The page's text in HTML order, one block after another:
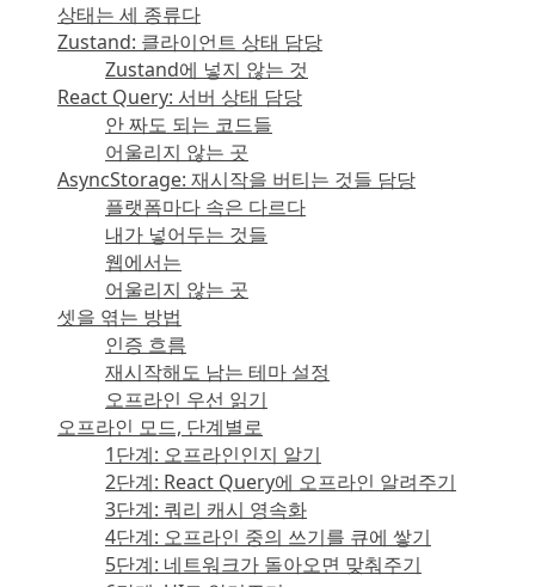
상태는 세 종류다
Zustand: 클라이언트 상태 담당
Zustand에 넣지 않는 것
React Query: 서버 상태 담당
안 짜도 되는 코드들
어울리지 않는 곳
AsyncStorage: 재시작을 버티는 것들 담당
플랫폼마다 속은 다르다
내가 넣어두는 것들
웹에서는
어울리지 않는 곳
셋을 엮는 방법
인증 흐름
재시작해도 남는 테마 설정
오프라인 우선 읽기
오프라인 모드, 단계별로
1단계: 오프라인인지 알기
2단계: React Query에 오프라인 알려주기
3단계: 쿼리 캐시 영속화
4단계: 오프라인 중의 쓰기를 큐에 쌓기
5단계: 네트워크가 돌아오면 맞춰주기